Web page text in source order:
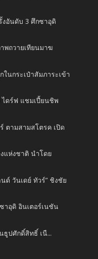
งอันดับ 3 ศึกซาอุดิ
พถวายเทียนมาฆ
นกระเป๋าสัมภาระเข้า
ไดร์ฟ แชมเปี้ยนชิพ
ตามสามสโตรค เปิด
แห่งชาติ นำโดย
นด์ วันเดย์ ทัวร์” ชิงชัย
าอุดิ อินเตอร์เนชัน
ธูปศักดิ์สิทธิ์ เนื...